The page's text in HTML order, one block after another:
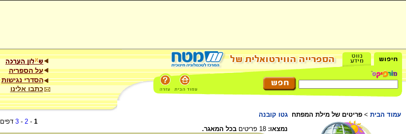
על הספריה
הסדרי נגישות
כתבו אלינו
עמוד הבית > פריטים של מילת המפתח גטו קובנה
1
-
2
-
3 דפים
נמצאו:
בכל המאגר.